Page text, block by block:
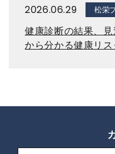
2026.06.29 松栄
健康診断の結果、
から分かる健康リ